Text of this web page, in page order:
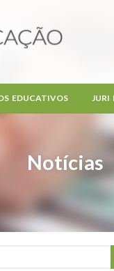
Notícias
EDUCATIVOS JURI